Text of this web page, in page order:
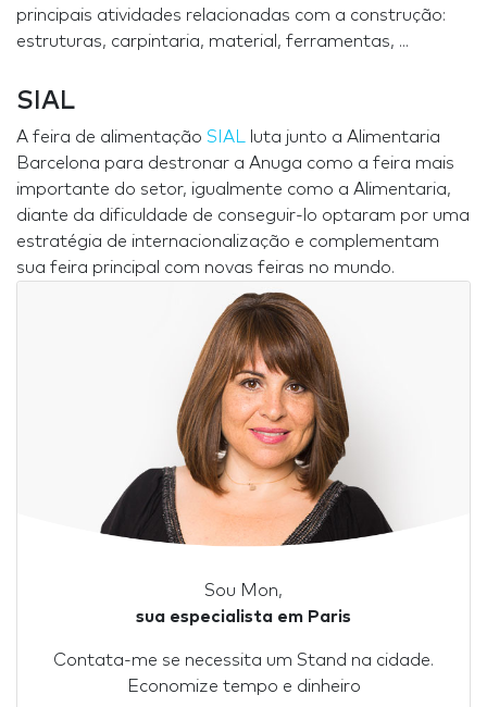
principais atividades relacionadas com a construção:
estruturas, carpintaria, material, ferramentas, ...
SIAL
A feira de alimentação SIAL
luta junto a Alimentaria
Barcelona para destronar a Anuga como a feira mais
importante do setor, igualmente como a Alimentaria,
diante da dificuldade de conseguir-lo optaram por uma
estratégia de internacionalização e complementam
sua feira principal com novas feiras no mundo.
Sou Mon,
sua especialista em Paris
Contata-me se necessita um Stand na cidade.
Economize tempo e dinheiro